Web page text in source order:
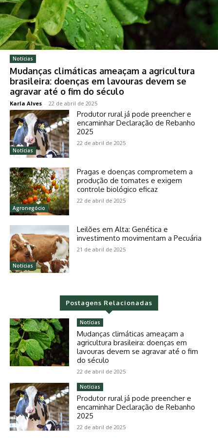
Notícias
Mudanças climáticas ameaçam a agricultura
brasileira: doenças em lavouras devem se
agravar até o fim do século
Karla Alves - 22 de abril de 2025
Notícias
Produtor rural já pode preencher e
encaminhar Declaração de Rebanho
2025
22 de abril de 2025
Agronegócio
Pragas e doenças comprometem a
produção de tomates e exigem
controle biológico eficaz
22 de abril de 2025
Notícias
Leilões em Alta: Genética e
investimento movimentam a Pecuária
21 de abril de 2025
Postagens Relacionadas
Notícias
Mudanças climáticas ameaçam a
agricultura brasileira: doenças em
lavouras devem se agravar até o fim
do século
22 de abril de 2025
Notícias
Produtor rural já pode preencher e
encaminhar Declaração de Rebanho
2025
22 de abril de 2025